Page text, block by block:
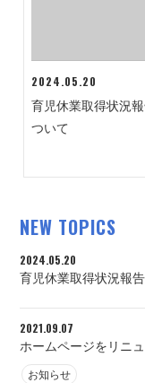
2024.05.20
育児休業取得状況
ついて
NEW TOPICS
2024.05.20
育児休業取得状況報
2021.09.07
ホームページをリニ
お知らせ